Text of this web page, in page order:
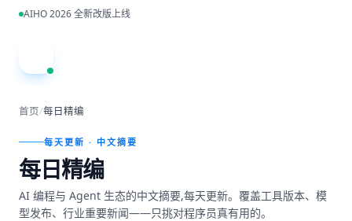
跳到主内容
AIHO 2026 全新改版上线
首页/每日精编
每天更新 · 中文摘要
每日精编
AI 编程与 Agent 生态的中文摘要,每天更新。覆盖工具版本、模
型发布、行业重要新闻——只挑对程序员真有用的。